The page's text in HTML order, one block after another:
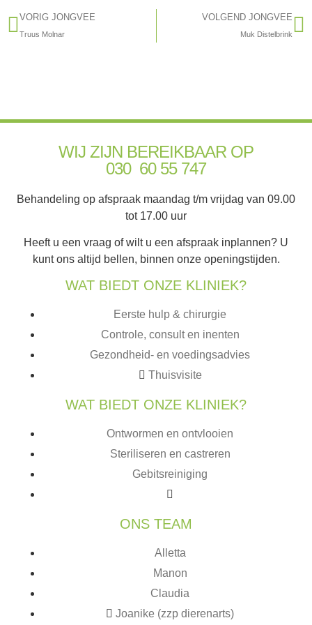
VORIG JONGVEE
Truus Molnar
VOLGEND JONGVEE
Muk Distelbrink
WIJ ZIJN BEREIKBAAR OP
030 60 55 747
Behandeling op afspraak maandag t/m vrijdag van 09.00
tot 17.00 uur
Heeft u een vraag of wilt u een afspraak inplannen? U
kunt ons altijd bellen, binnen onze openingstijden.
WAT BIEDT ONZE KLINIEK?
Eerste hulp & chirurgie
Controle, consult en inenten
Gezondheid- en voedingsadvies
Thuisvisite
WAT BIEDT ONZE KLINIEK?
Ontwormen en ontvlooien
Steriliseren en castreren
Gebitsreiniging
ONS TEAM
Alletta
Manon
Claudia
Joanike (zzp dierenarts)